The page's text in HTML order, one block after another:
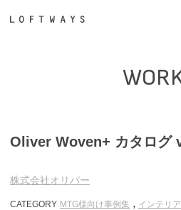
Oliver Woven+ カタログ
株式会社オリバー
CATEGORY MTG様向け事例集 , インテリ